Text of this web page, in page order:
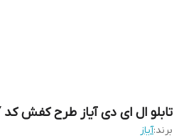
تابلو ال ای دی آیاز طرح کفش کد 296Y
برند:آیاز